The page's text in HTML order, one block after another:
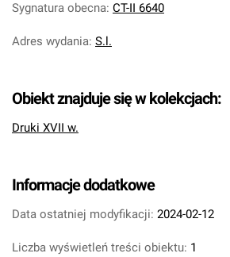
Sygnatura obecna: CT-II 6640
Adres wydania: S.l.
Obiekt znajduje się w kolekcjach:
Druki XVII w.
Informacje dodatkowe
Data ostatniej modyfikacji: 2024-02-12
Liczba wyświetleń treści obiektu: 1